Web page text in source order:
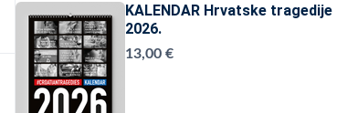
KALENDAR Hrvatske tragedije
2026.
13,00 €